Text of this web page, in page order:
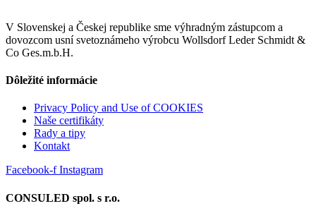
V Slovenskej a Českej republike sme výhradným zástupcom a
dovozcom usní svetoznámeho výrobcu Wollsdorf Leder Schmidt &
Co Ges.m.b.H.
Dôležité informácie
Privacy Policy and Use of COOKIES
Naše certifikáty
Rady a tipy
Kontakt
Facebook-f Instagram
CONSULED spol. s r.o.